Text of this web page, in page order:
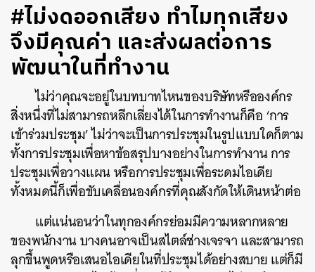
#ไม่งดออกเสียง ทำไมทุกเสียง
จึงมีคุณค่า และส่งผลต่อการ
พัฒนาในที่ทำงาน
ไม่ว่าคุณจะอยู่ในบทบาทไหนของบริษัทหรือองค์กร
สิ่งหนึ่งที่ไม่สามารถหลีกเลี่ยงได้ในการทำงานก็คือ ‘การ
เข้าร่วมประชุม’ ไม่ว่าจะเป็นการประชุมในรูปแบบใดก็ตาม
ทั้งการประชุมเพื่อหาข้อสรุปบางอย่างในการทำงาน การ
ประชุมเพื่อวางแผน หรือการประชุมเพื่อระดมไอเดีย
ทั้งหมดนี้ก็เพื่อขับเคลื่อนองค์กรที่คุณสังกัดให้เดินหน้าต่อ
แต่แน่นอนว่าในทุกองค์กรย่อมมีความหลากหลาย
ของพนักงาน บางคนอาจเป็นสไตล์ช่างเจรจา และสามารถ
ลุกขึ้นพูดหรือเสนอไอเดียในที่ประชุมได้อย่างสบาย แต่ก็มี